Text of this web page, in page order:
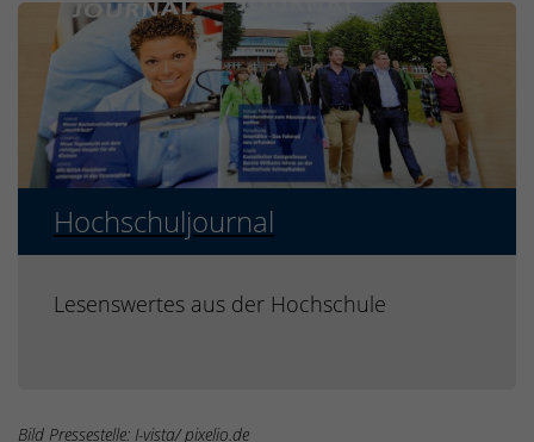
Hochschuljournal
Lesenswertes aus der Hochschule
Bild Pressestelle: I-vista/ pixelio.de